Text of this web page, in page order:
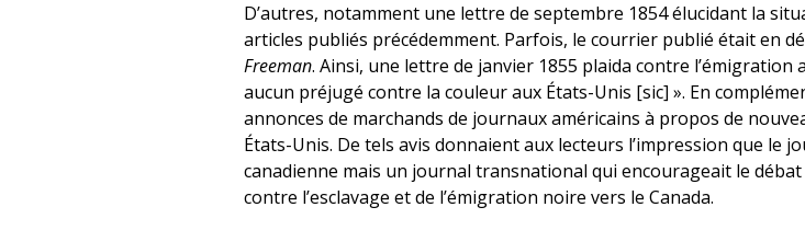
D’autres, notamment une lettre de septembre 1854 élucidant la
articles publiés précédemment. Parfois, le courrier publié était en
Freeman. Ainsi, une lettre de janvier 1855 plaida contre l’émigration
aucun préjugé contre la couleur aux États-Unis [sic] ». En
annonces de marchands de journaux américains à propos de
États-Unis. De tels avis donnaient aux lecteurs l’impression que le
canadienne mais un journal transnational qui encourageait le
contre l’esclavage et de l’émigration noire vers le Canada.